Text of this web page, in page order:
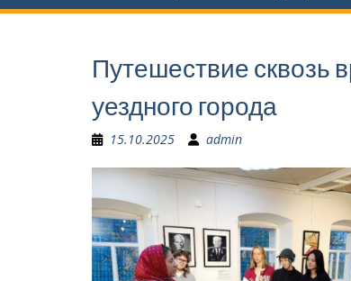
Путешествие сквозь
уездного города
15.10.2025 admin